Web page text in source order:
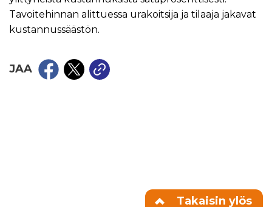
Tavoitehinnan alittuessa urakoitsija ja tilaaja jakavat
kustannussäästön.
JAA
Takaisin ylös